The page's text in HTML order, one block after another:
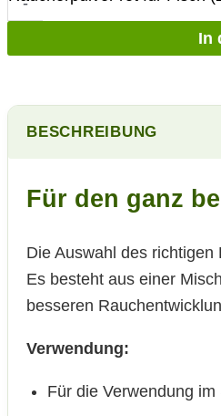
In
BESCHREIBUNG
Für den ganz
Die Auswahl des
Es besteht aus einer
besseren
Verwendung:
Für die Verwendung